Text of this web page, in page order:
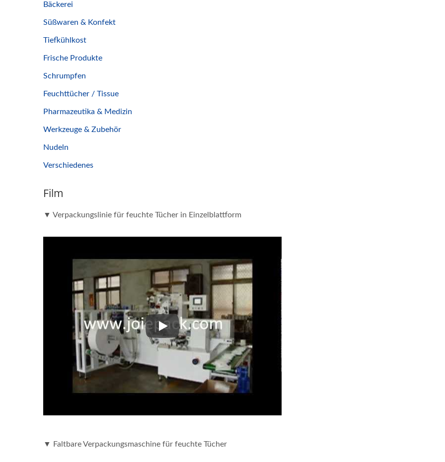
Bäckerei
Süßwaren & Konfekt
Tiefkühlkost
Frische Produkte
Schrumpfen
Feuchttücher / Tissue
Pharmazeutika & Medizin
Werkzeuge & Zubehör
Nudeln
Verschiedenes
Film
▼ Verpackungslinie für feuchte Tücher in Einzelblattform
▼ Verpackungslinie für feuchte Tücher in Einzelblattform
▼ Faltbare Verpackungsmaschine für feuchte Tücher